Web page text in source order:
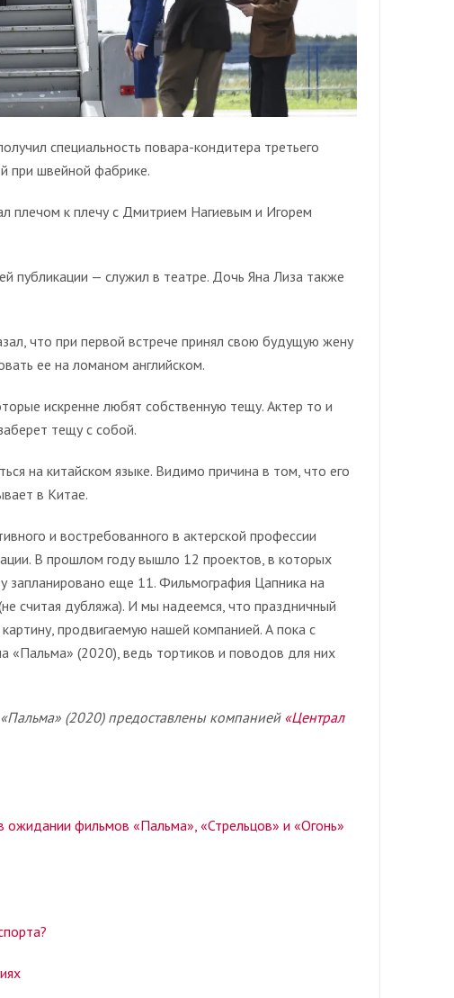
специальность повара-кондитера третьего
при швейной фабрике.
плечом к плечу с Дмитрием Нагиевым и Игорем
публикации — служил в театре. Дочь Яна Лиза также
что при первой встрече принял свою будущую жену
ее на ломаном английском.
искренне любят собственную тещу. Актер то и
тещу с собой.
на китайском языке. Видимо причина в том, что его
в Китае.
и востребованного в актерской профессии
В прошлом году вышло 12 проектов, в которых
запланировано еще 11. Фильмография Цапника на
считая дубляжа). И мы надеемся, что праздничный
продвигаемую нашей компанией. А пока с
«Пальма» (2020), ведь тортиков и поводов для них
(2020) предоставлены компанией «Централ
фильмов «Пальма», «Стрельцов» и «Огонь»